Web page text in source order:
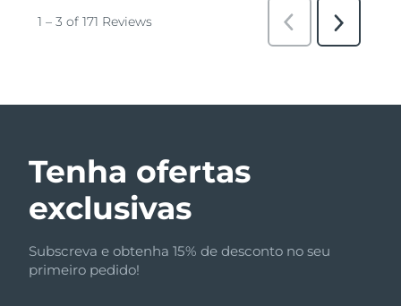
Tenha ofertas
exclusivas
Subscreva e obtenha 15% de desconto no seu
primeiro pedido!